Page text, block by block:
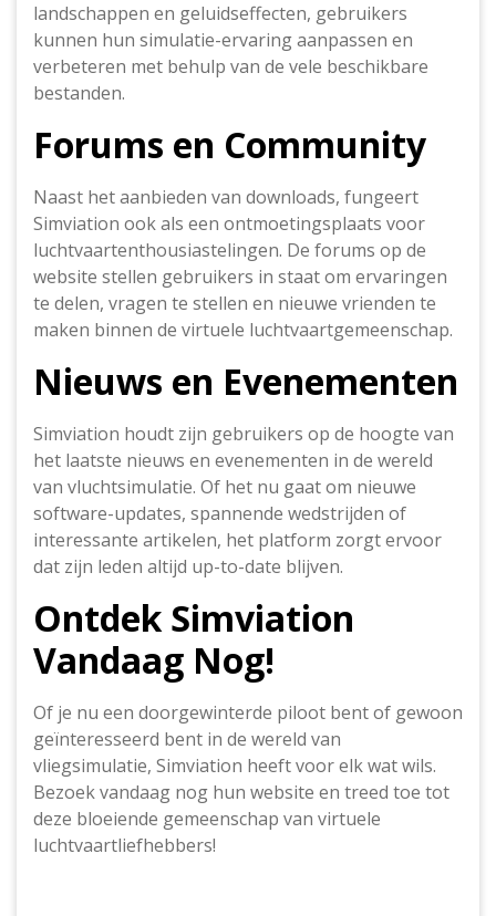
landschappen en geluidseffecten, gebruikers
kunnen hun simulatie-ervaring aanpassen en
verbeteren met behulp van de vele beschikbare
bestanden.
Forums en Community
Naast het aanbieden van downloads, fungeert
Simviation ook als een ontmoetingsplaats voor
luchtvaartenthousiastelingen. De forums op de
website stellen gebruikers in staat om ervaringen
te delen, vragen te stellen en nieuwe vrienden te
maken binnen de virtuele luchtvaartgemeenschap.
Nieuws en Evenementen
Simviation houdt zijn gebruikers op de hoogte van
het laatste nieuws en evenementen in de wereld
van vluchtsimulatie. Of het nu gaat om nieuwe
software-updates, spannende wedstrijden of
interessante artikelen, het platform zorgt ervoor
dat zijn leden altijd up-to-date blijven.
Ontdek Simviation
Vandaag Nog!
Of je nu een doorgewinterde piloot bent of gewoon
geïnteresseerd bent in de wereld van
vliegsimulatie, Simviation heeft voor elk wat wils.
Bezoek vandaag nog hun website en treed toe tot
deze bloeiende gemeenschap van virtuele
luchtvaartliefhebbers!